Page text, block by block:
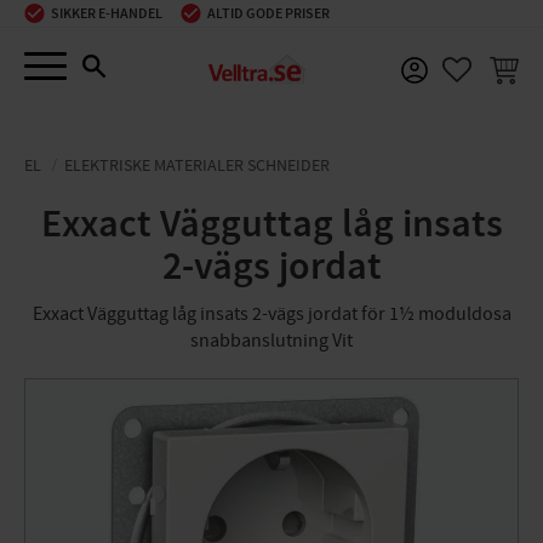
Menu
SIKKER E-HANDEL ALTID GODE PRISER
EL ELEKTRISKE MATERIALER SCHNEIDER
Exxact Vägguttag låg insats
2-vägs jordat
Exxact Vägguttag låg insats 2-vägs jordat för 1½ moduldosa
snabbanslutning Vit